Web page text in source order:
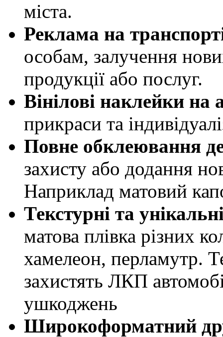
міста.
Реклама на
особам, залучення
продукції або послуг.
Вінілові наклейки на
прикраси та
Повне обклеювання
захисту або додання
Наприклад матовий
Текстурні та
матова плівка різних
хамелеон, перламутр.
захистять ЛКП
ушкоджень
Широкоформатний